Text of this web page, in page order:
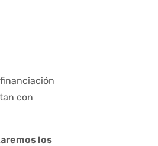
con
los